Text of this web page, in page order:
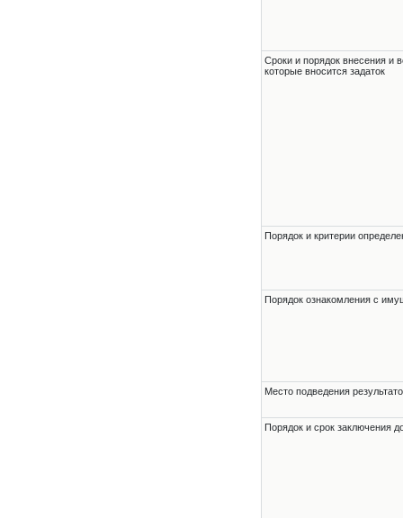
Сроки и порядок внесения и
которые вносится задаток
Порядок и критерии
Порядок ознакомления с
Место подведения
Порядок и срок заключения